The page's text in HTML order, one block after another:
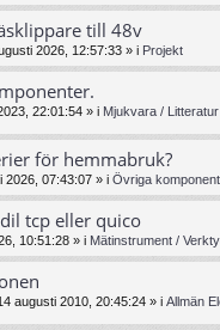
till 48v
2026, 12:57:33 » i Projekt
22:01:54 » i Mjukvara / Litteratur
för hemmabruk?
2026, 07:43:07 » i Övriga
tcp eller quico
10:51:28 » i Mätinstrument /
augusti 2010, 20:45:24 » i Allmän